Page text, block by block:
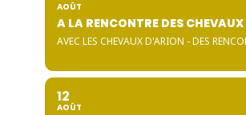
AOÛT
A LA RENCONTRE DES
AVEC LES CHEVAUX D'ARION - DES
12
AOÛT